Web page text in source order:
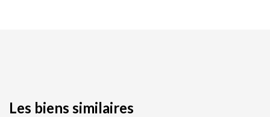
Les biens similaires